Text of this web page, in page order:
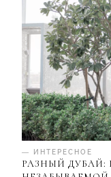
— ИНТЕРЕСНОЕ
РАЗНЫЙ